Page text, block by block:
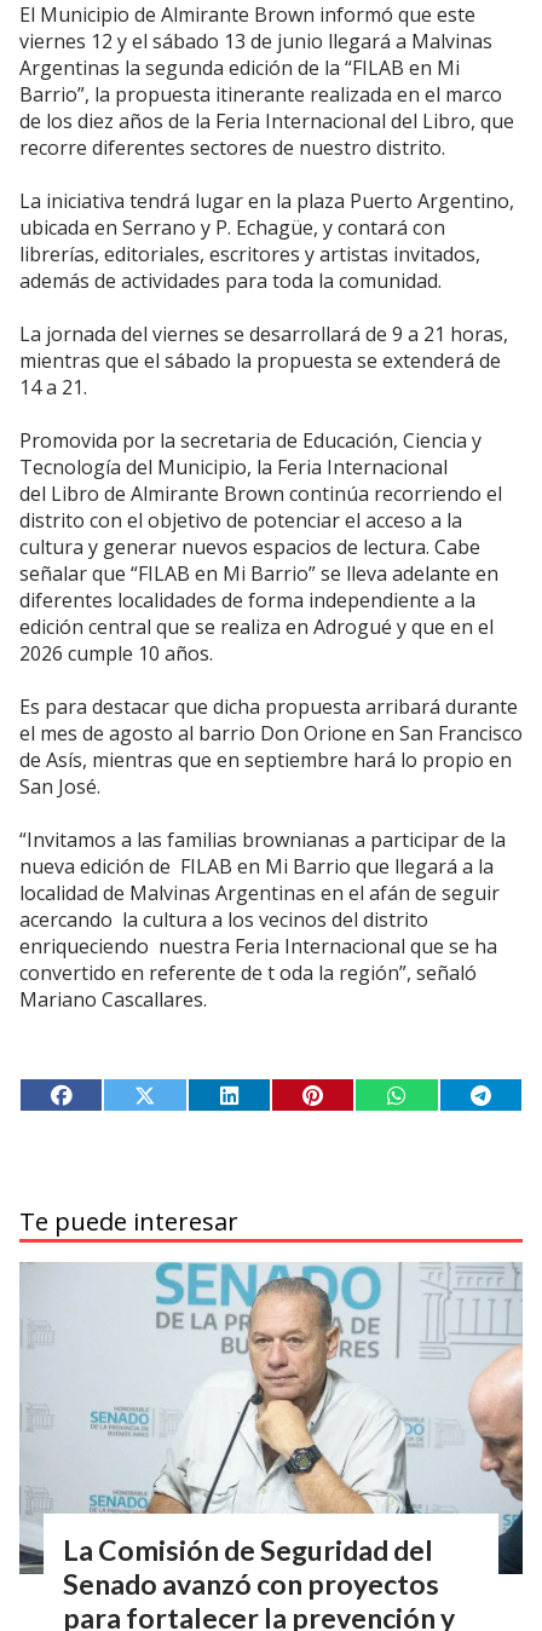
El Municipio de Almirante Brown informó que este
viernes 12 y el sábado 13 de junio llegará a Malvinas
Argentinas la segunda edición de la “FILAB en Mi
Barrio”, la propuesta itinerante realizada en el marco
de los diez años de la Feria Internacional del Libro, que
recorre diferentes sectores de nuestro distrito.
La iniciativa tendrá lugar en la plaza Puerto Argentino,
ubicada en Serrano y P. Echagüe, y contará con
librerías, editoriales, escritores y artistas invitados,
además de actividades para toda la comunidad.
La jornada del viernes se desarrollará de 9 a 21 horas,
mientras que el sábado la propuesta se extenderá de
14 a 21.
Promovida por la secretaria de Educación, Ciencia y
Tecnología del Municipio, la Feria Internacional
del Libro de Almirante Brown continúa recorriendo el
distrito con el objetivo de potenciar el acceso a la
cultura y generar nuevos espacios de lectura. Cabe
señalar que “FILAB en Mi Barrio” se lleva adelante en
diferentes localidades de forma independiente a la
edición central que se realiza en Adrogué y que en el
2026 cumple 10 años.
Es para destacar que dicha propuesta arribará durante
el mes de agosto al barrio Don Orione en San Francisco
de Asís, mientras que en septiembre hará lo propio en
San José.
“Invitamos a las familias brownianas a participar de la
nueva edición de FILAB en Mi Barrio que llegará a la
localidad de Malvinas Argentinas en el afán de seguir
acercando la cultura a los vecinos del distrito
enriqueciendo nuestra Feria Internacional que se ha
convertido en referente de t oda la región”, señaló
Mariano Cascallares.
Te puede interesar
La Comisión de Seguridad del
Senado avanzó con proyectos
para fortalecer la prevención y